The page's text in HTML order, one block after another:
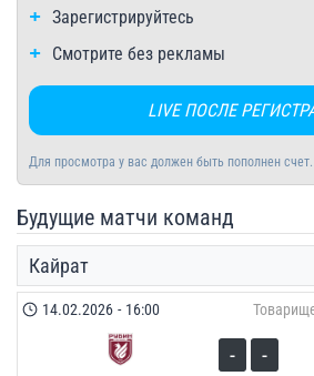
Зарегистрируйтесь
Смотрите без рекламы
LIVE ПОСЛЕ
Для просмотра у вас должен быть пополнен счет.
Будущие матчи команд
Кайрат
14.02.2026 - 16:00
- -